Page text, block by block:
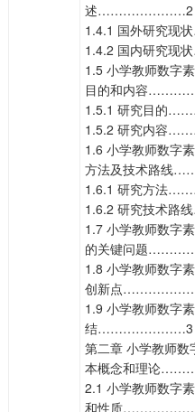
述…………………2
1.4.1 国外研究
1.4.2 国内研究
1.5 小学教师数字
目的和内容
1.5.1 研究目
1.5.2 研究内
1.6 小学教师数字
方法及技术路
1.6.1 研究方
1.6.2 研究技术
1.7 小学教师数字
的关键问题
1.8 小学教师数字
创新点
1.9 小学教师数字
结…………………3
第二章 小学教师数
本概念和理论
2.1 小学教师数字
和性质